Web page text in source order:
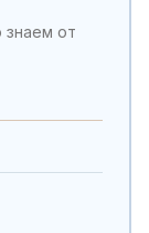
знаем от